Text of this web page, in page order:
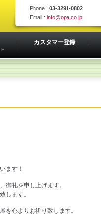
Phone : 03-3291-0802
Email : info@opa.co.jp
カスタマー登録
ます！
御礼を申し上げます。
します。
を心よりお祈り致します。